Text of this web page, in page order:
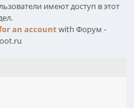
имеют доступ в этот
an accountwith Форум -